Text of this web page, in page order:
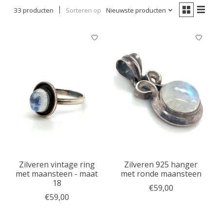
33 producten Sorteren op Nieuwste producten
Zilveren vintage ring
met maansteen - maat
18
€59,00
Zilveren 925 hanger
met ronde maansteen
€59,00